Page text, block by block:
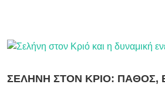
ΣΕΛΗΝΗ ΣΤΟΝ ΚΡΙΟ: ΠΑΘΟΣ,